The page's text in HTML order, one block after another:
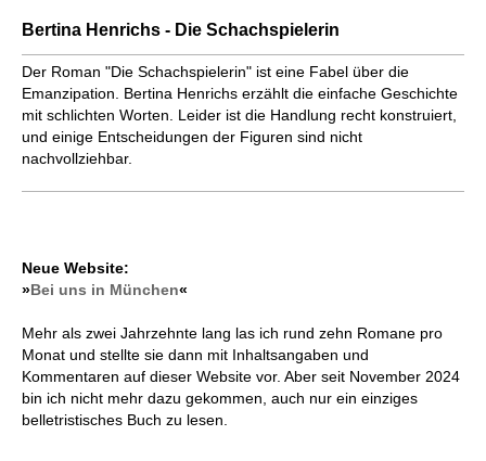
Bertina Henrichs - Die Schachspielerin
Der Roman "Die Schachspielerin" ist eine Fabel über die
Emanzipation. Bertina Henrichs erzählt die einfache Geschichte
mit schlichten Worten. Leider ist die Handlung recht konstruiert,
und einige Entscheidungen der Figuren sind nicht
nachvollziehbar.
Neue Website:
»Bei uns in München«
Mehr als zwei Jahrzehnte lang las ich rund zehn Romane pro
Monat und stellte sie dann mit Inhaltsangaben und
Kommentaren auf dieser Website vor. Aber seit November 2024
bin ich nicht mehr dazu gekommen, auch nur ein einziges
belletristisches Buch zu lesen.